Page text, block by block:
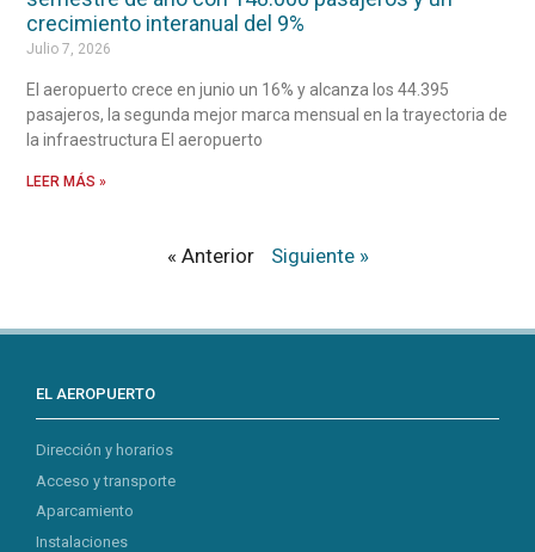
crecimiento interanual del 9%
Julio 7, 2026
El aeropuerto crece en junio un 16% y alcanza los 44.395
pasajeros, la segunda mejor marca mensual en la trayectoria de
la infraestructura El aeropuerto
LEER MÁS »
« Anterior Siguiente »
EL AEROPUERTO
Dirección y horarios
Acceso y transporte
Aparcamiento
Instalaciones